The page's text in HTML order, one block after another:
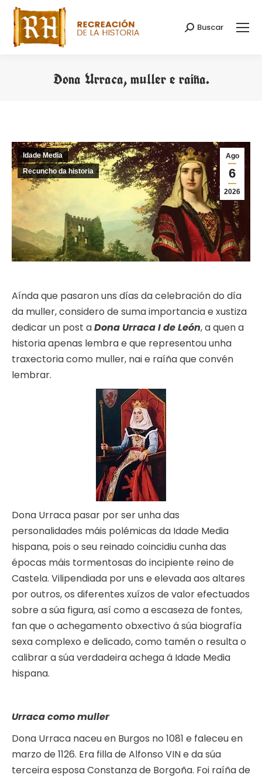
Search:
Buscar
Dona Urraca, muller e raiña.
Ago
6
2026
Idade Media
Recuncho da historia
Aínda que pasaron uns días da celebración do día
da muller, considero de suma importancia e xustiza
dedicar un post aDona Urraca I de León, a quen a
historia apenas lembra e que representou unha
traxectoria como muller, nai e raíña que convén
lembrar.
Dona Urraca pasar por ser unha das
personalidades máis polémicas da Idade Media
hispana, pois o seu reinado coincidiu cunha das
épocas máis tormentosas do incipiente reino de
Castela. Vilipendiada por uns e elevada aos altares
por outros, os diferentes xuízos de valor efectuados
sobre a súa figura, así como a escaseza de fontes,
fan que o achegamento obxectivo á súa biografía
sexa complexo e delicado, como tamén o resulta o
calibrar a súa verdadeira achega á Idade Media
hispana.
Urraca como muller
Dona Urraca naceu en Burgos no 1081 e faleceu en
marzo de 1126. Era filla de Alfonso VIN e da súa
terceira esposa Constanza de Borgoña. Foi raíña de